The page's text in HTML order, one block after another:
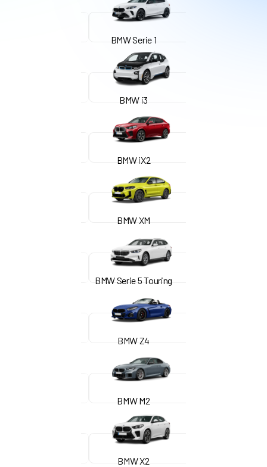
BMW Serie 1
BMW i3
BMW iX2
BMW XM
BMW Serie 5 Touring
BMW Z4
BMW M2
BMW X2